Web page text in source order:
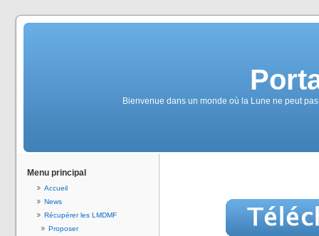
Bienvenue dans un monde où la Lune ne peut
Menu principal
Accueil
News
Récupérer les LMDMF
Proposer